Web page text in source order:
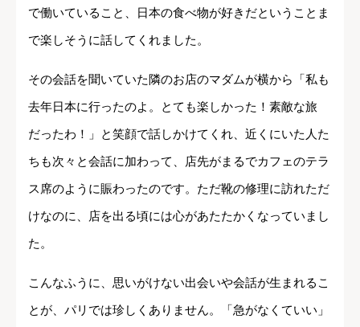
で働いていること、日本の食べ物が好きだということま
で楽しそうに話してくれました。
その会話を聞いていた隣のお店のマダムが横から「私も
去年日本に行ったのよ。とても楽しかった！素敵な旅
だったわ！」と笑顔で話しかけてくれ、近くにいた人た
ちも次々と会話に加わって、店先がまるでカフェのテラ
ス席のように賑わったのです。ただ靴の修理に訪れただ
けなのに、店を出る頃には心があたたかくなっていまし
た。
こんなふうに、思いがけない出会いや会話が生まれるこ
とが、パリでは珍しくありません。「急がなくていい」